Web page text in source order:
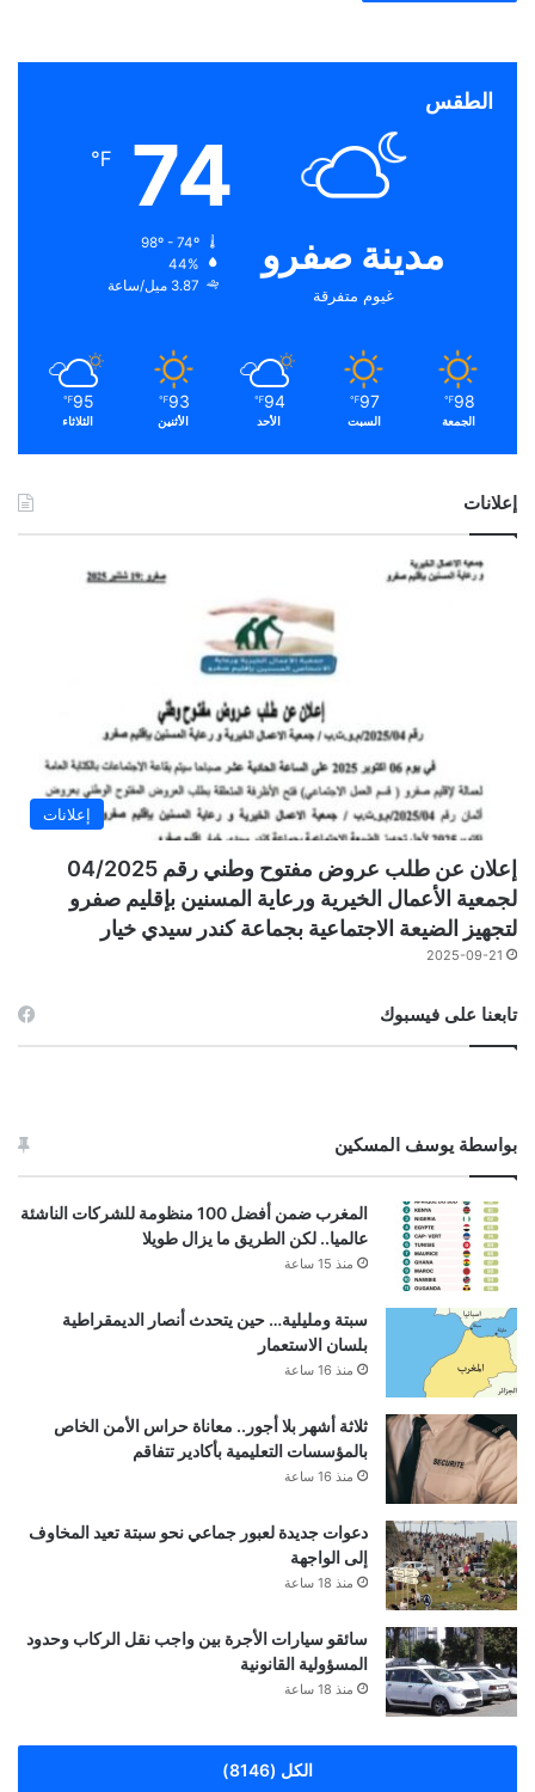
الطقس
مدينة صفرو
غيوم متفرقة
74
℉
44%
3.87 ميل/ساعة
98
℉
الجمعة
97
℉
السبت
94
℉
الأحد
93
℉
الأثنين
95
℉
الثلاثاء
إعلانات
إعلانات
إعلان عن طلب عروض مفتوح وطني رقم 04/2025
لجمعية الأعمال الخيرية ورعاية المسنين بإقليم صفرو
لتجهيز الضيعة الاجتماعية بجماعة كندر سيدي خيار
2025-09-21
تابعنا على فيسبوك
بواسطة يوسف المسكين
المغرب ضمن أفضل 100 منظومة للشركات الناشئة
عالميا.. لكن الطريق ما يزال طويلا
منذ 15 ساعة
سبتة ومليلية… حين يتحدث أنصار الديمقراطية
بلسان الاستعمار
منذ 16 ساعة
ثلاثة أشهر بلا أجور.. معاناة حراس الأمن الخاص
بالمؤسسات التعليمية بأكادير تتفاقم
منذ 16 ساعة
دعوات جديدة لعبور جماعي نحو سبتة تعيد المخاوف
إلى الواجهة
منذ 18 ساعة
سائقو سيارات الأجرة بين واجب نقل الركاب وحدود
المسؤولية القانونية
منذ 18 ساعة
الكل (8146)